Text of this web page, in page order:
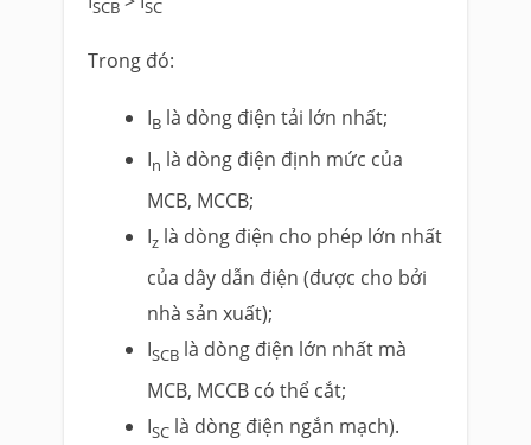
SCB SC
Trong đó:
IB là dòng điện tải lớn nhất;
In là dòng điện định mức của
MCB, MCCB;
Iz là dòng điện cho phép lớn nhất
của dây dẫn điện (được cho bởi
nhà sản xuất);
ISCB là dòng điện lớn nhất mà
MCB, MCCB có thể cắt;
ISC là dòng điện ngắn mạch).